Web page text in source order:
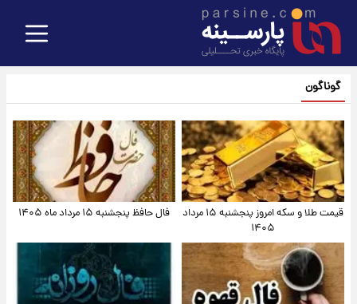
گوناگون
قیمت طلا و سکه امروز پنجشنبه ۱۵ مرداد
۱۴۰۵
فال حافظ پنجشنبه ۱۵ مرداد ماه ۱۴۰۵